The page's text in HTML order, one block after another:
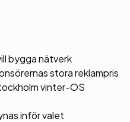
bygga nätverk
stora reklampris
vinter-OS
inför valet